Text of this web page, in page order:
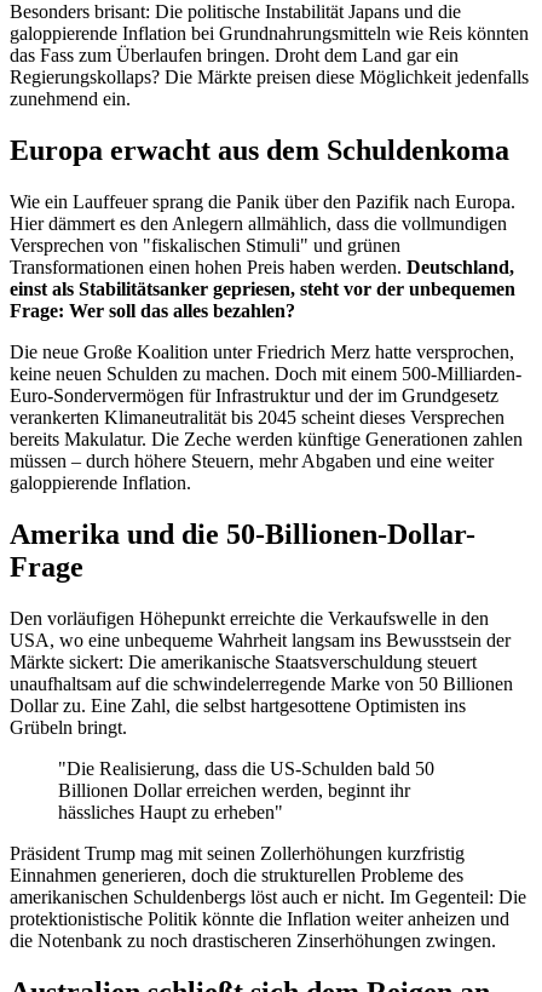
Besonders brisant: Die politische Instabilität Japans und die
galoppierende Inflation bei Grundnahrungsmitteln wie Reis könnten
das Fass zum Überlaufen bringen. Droht dem Land gar ein
Regierungskollaps? Die Märkte preisen diese Möglichkeit jedenfalls
zunehmend ein.
Europa erwacht aus dem Schuldenkoma
Wie ein Lauffeuer sprang die Panik über den Pazifik nach Europa.
Hier dämmert es den Anlegern allmählich, dass die vollmundigen
Versprechen von "fiskalischen Stimuli" und grünen
Transformationen einen hohen Preis haben werden. Deutschland,
einst als Stabilitätsanker gepriesen, steht vor der unbequemen
Frage: Wer soll das alles bezahlen?
Die neue Große Koalition unter Friedrich Merz hatte versprochen,
keine neuen Schulden zu machen. Doch mit einem 500-Milliarden-
Euro-Sondervermögen für Infrastruktur und der im Grundgesetz
verankerten Klimaneutralität bis 2045 scheint dieses Versprechen
bereits Makulatur. Die Zeche werden künftige Generationen zahlen
müssen – durch höhere Steuern, mehr Abgaben und eine weiter
galoppierende Inflation.
Amerika und die 50-Billionen-Dollar-
Frage
Den vorläufigen Höhepunkt erreichte die Verkaufswelle in den
USA, wo eine unbequeme Wahrheit langsam ins Bewusstsein der
Märkte sickert: Die amerikanische Staatsverschuldung steuert
unaufhaltsam auf die schwindelerregende Marke von 50 Billionen
Dollar zu. Eine Zahl, die selbst hartgesottene Optimisten ins
Grübeln bringt.
"Die Realisierung, dass die US-Schulden bald 50
Billionen Dollar erreichen werden, beginnt ihr
hässliches Haupt zu erheben"
Präsident Trump mag mit seinen Zollerhöhungen kurzfristig
Einnahmen generieren, doch die strukturellen Probleme des
amerikanischen Schuldenbergs löst auch er nicht. Im Gegenteil: Die
protektionistische Politik könnte die Inflation weiter anheizen und
die Notenbank zu noch drastischeren Zinserhöhungen zwingen.